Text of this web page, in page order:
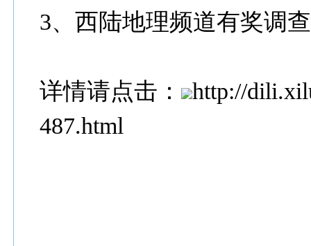
3、西陆地理频道有奖调
详情请点击： http://
487.html